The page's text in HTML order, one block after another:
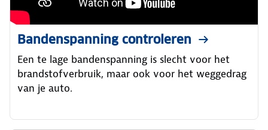
Bandenspanning controleren
Een te lage bandenspanning is slecht voor het
brandstofverbruik, maar ook voor het weggedrag
van je auto.